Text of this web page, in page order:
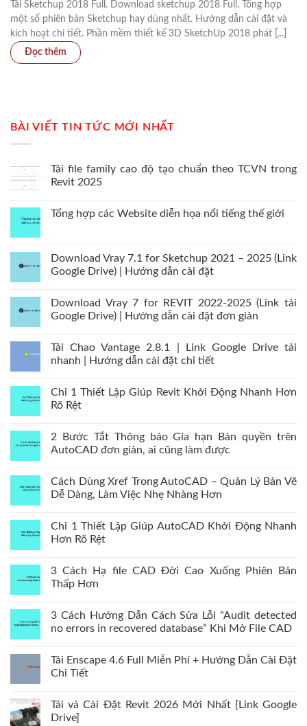
Tải Sketchup 2018 Full. Download sketchup 2018 Full. Tổng hợp
một số phiên bản Sketchup hay dùng nhất. Hướng dẫn cài đặt và
kích hoạt chi tiết. Phần mềm thiết kế 3D SketchUp 2018 phát [...]
BÀI VIẾT TIN TỨC MỚI NHẤT
Tải file family cao độ tạo chuẩn theo TCVN trong
Revit 2025
Tổng hợp các Website diễn họa nổi tiếng thế giới
Download Vray 7.1 for Sketchup 2021 – 2025 (Link
Google Drive) | Hướng dẫn cài đặt
Download Vray 7 for REVIT 2022-2025 (Link tải
Google Drive) | Hướng dẫn cài đặt đơn giản
Tải Chao Vantage 2.8.1 | Link Google Drive tải
nhanh | Hướng dẫn cài đặt chi tiết
Chỉ 1 Thiết Lập Giúp Revit Khởi Động Nhanh Hơn
Rõ Rệt
2 Bước Tắt Thông báo Gia hạn Bản quyền trên
AutoCAD đơn giản, ai cũng làm được
Cách Dùng Xref Trong AutoCAD – Quản Lý Bản Vẽ
Dễ Dàng, Làm Việc Nhẹ Nhàng Hơn
Chỉ 1 Thiết Lập Giúp AutoCAD Khởi Động Nhanh
Hơn Rõ Rệt
3 Cách Hạ file CAD Đời Cao Xuống Phiên Bản
Thấp Hơn
3 Cách Hướng Dẫn Cách Sửa Lỗi “Audit detected
no errors in recovered database” Khi Mở File CAD
Tải Enscape 4.6 Full Miễn Phí + Hướng Dẫn Cài Đặt
Chi Tiết
Tải và Cài Đặt Revit 2026 Mới Nhất [Link Google
Drive]